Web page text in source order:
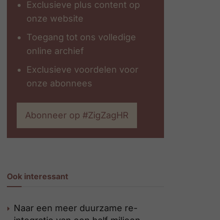
Exclusieve plus content op
onze website
Toegang tot ons volledige
online archief
Exclusieve voordelen voor
onze abonnees
Abonneer op #ZigZagHR
Ook interessant
Naar een meer duurzame re-